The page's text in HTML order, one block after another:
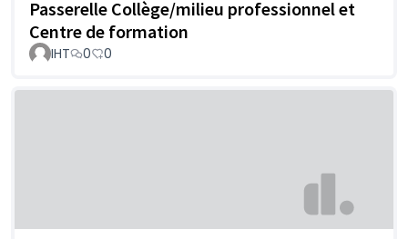
Passerelle Collège/milieu professionnel et
Centre de formation
IHT 0 0